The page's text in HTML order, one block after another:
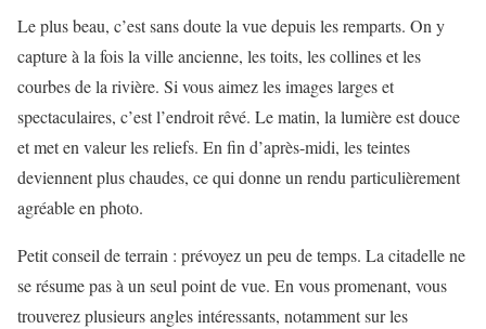
Le plus beau, c’est sans doute la vue depuis les remparts. On y
capture à la fois la ville ancienne, les toits, les collines et les
courbes de la rivière. Si vous aimez les images larges et
spectaculaires, c’est l’endroit rêvé. Le matin, la lumière est douce
et met en valeur les reliefs. En fin d’après-midi, les teintes
deviennent plus chaudes, ce qui donne un rendu particulièrement
agréable en photo.
Petit conseil de terrain : prévoyez un peu de temps. La citadelle ne
se résume pas à un seul point de vue. En vous promenant, vous
trouverez plusieurs angles intéressants, notamment sur les